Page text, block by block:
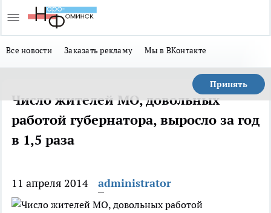
Все новости Заказать рекламу Мы в ВКонтакте
Принять
Число жителей МО, довольных
работой губернатора, выросло за год
в 1,5 раза
11 апреля 2014 administrator